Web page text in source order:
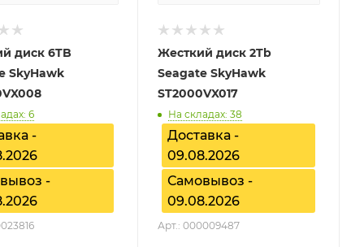
диск 6TB
SkyHawk
6
-
-
Жесткий диск 2Tb
Seagate SkyHawk
ST2000VX017
На складах: 38
Доставка -
09.08.2026
Самовывоз -
09.08.2026
Арт.: 000009487